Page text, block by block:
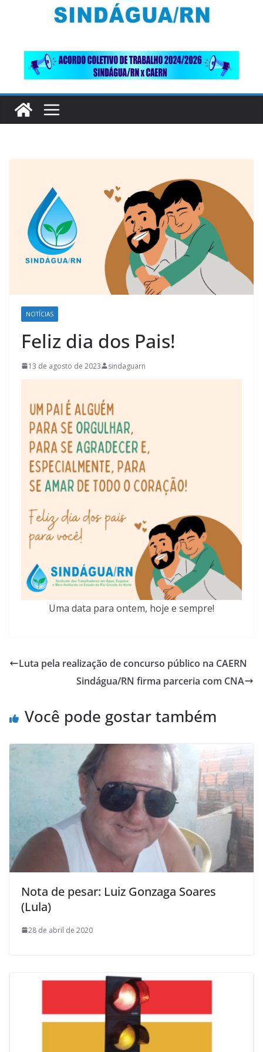
NOTÍCIAS
Feliz dia dos Pais!
13 de agosto de 2023 sindaguarn
Uma data para ontem, hoje e sempre!
Luta pela realização de concurso público na CAERN
Sindágua/RN firma parceria com CNA
Você pode gostar também
Nota de pesar: Luiz Gonzaga Soares
(Lula)
28 de abril de 2020